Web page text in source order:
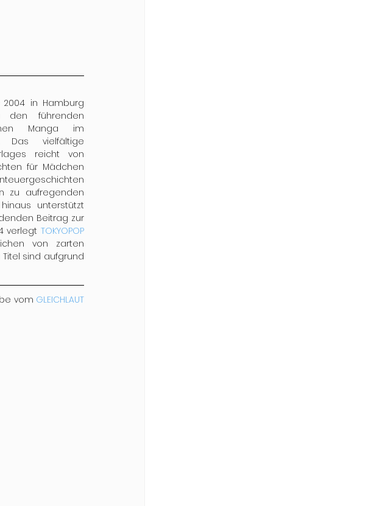
in Hamburg
führenden
Manga im
Das vielfältige
reicht von
für Mädchen
zu aufregenden
unterstützt
Beitrag zur
verlegt TOKYOPOP
von zarten
sind aufgrund
vom GLEICHLAUT